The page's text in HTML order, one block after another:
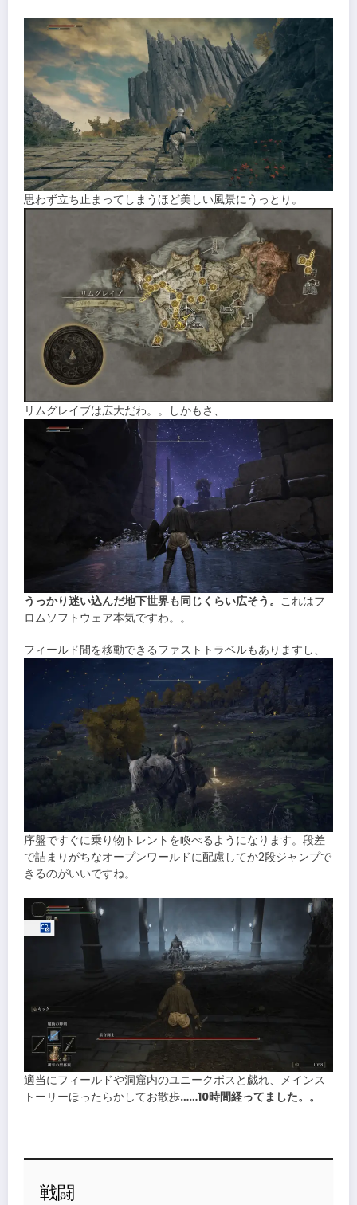
思わず立ち止まってしまうほど美しい風景にうっとり。
リムグレイブは広大だわ。。しかもさ、
うっかり迷い込んだ地下世界も同じくらい広そう。 これはフ
ロムソフトウェア本気ですわ。。
フィールド間を移動できるファストトラベルもありますし、
序盤ですぐに乗り物トレントを喚べるようになります。段差
で詰まりがちなオープンワールドに配慮してか2段ジャンプで
きるのがいいですね。
適当にフィールドや洞窟内のユニークボスと戯れ、メインス
トーリーほったらかしてお散歩……10時間経ってました。。
戦闘